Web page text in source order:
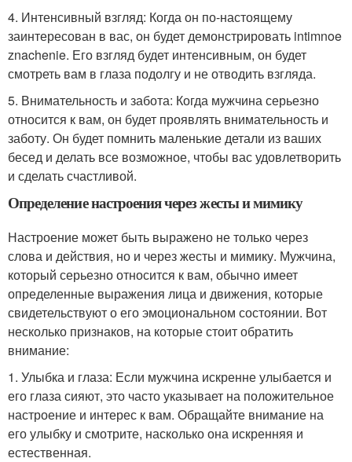
4. Интенсивный взгляд: Когда он по-настоящему
заинтересован в вас, он будет демонстрировать intimnoe
znachenie. Его взгляд будет интенсивным, он будет
смотреть вам в глаза подолгу и не отводить взгляда.
5. Внимательность и забота: Когда мужчина серьезно
относится к вам, он будет проявлять внимательность и
заботу. Он будет помнить маленькие детали из ваших
бесед и делать все возможное, чтобы вас удовлетворить
и сделать счастливой.
Определение настроения через жесты и мимику
Настроение может быть выражено не только через
слова и действия, но и через жесты и мимику. Мужчина,
который серьезно относится к вам, обычно имеет
определенные выражения лица и движения, которые
свидетельствуют о его эмоциональном состоянии. Вот
несколько признаков, на которые стоит обратить
внимание:
1. Улыбка и глаза: Если мужчина искренне улыбается и
его глаза сияют, это часто указывает на положительное
настроение и интерес к вам. Обращайте внимание на
его улыбку и смотрите, насколько она искренняя и
естественная.